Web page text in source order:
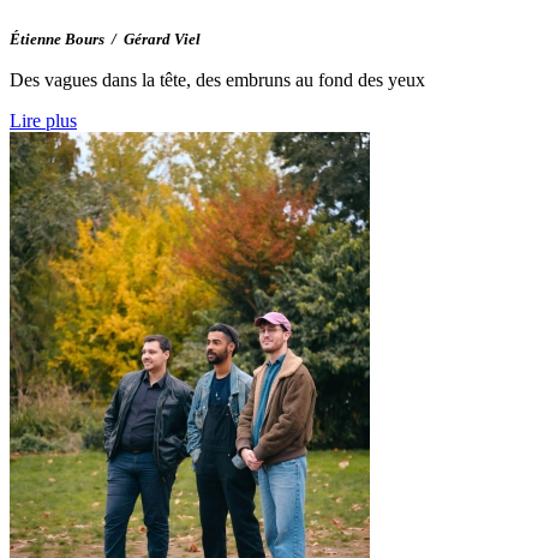
Étienne Bours / Gérard Viel
Des vagues dans la tête, des embruns au fond des yeux
Lire plus